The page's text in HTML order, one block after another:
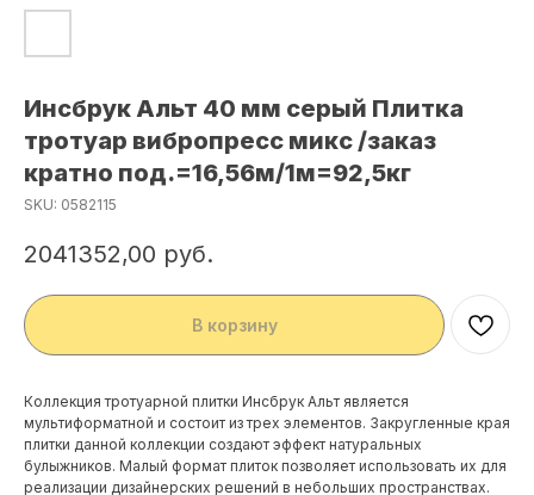
Инсбрук Альт 40 мм серый Плитка
тротуар вибропресс микс /заказ
кратно под.=16,56м/1м=92,5кг
SKU: 0582115
2041352,00 руб.
В корзину
Коллекция тротуарной плитки Инсбрук Альт является
мультиформатной и состоит из трех элементов. Закругленные края
плитки данной коллекции создают эффект натуральных
булыжников. Малый формат плиток позволяет использовать их для
реализации дизайнерских решений в небольших пространствах.